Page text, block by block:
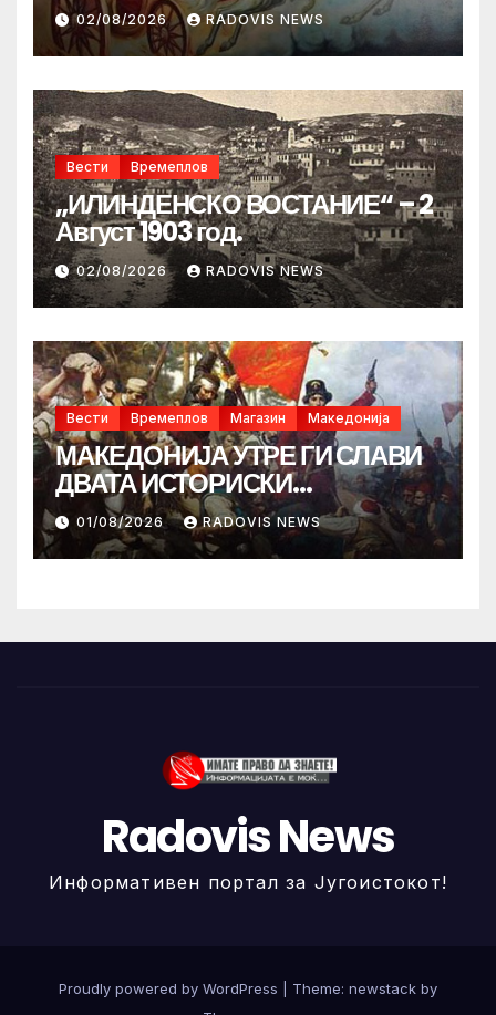
02/08/2026 RADOVIS NEWS
Вести Времеплов
„ИЛИНДЕНСКО ВОСТАНИЕ“ – 2
Август 1903 год.
02/08/2026 RADOVIS NEWS
Вести Времеплов Магазин Македонија
МАКЕДОНИЈА УТРЕ ГИ СЛАВИ
ДВАТА ИСТОРИСКИ
ИЛИНДЕНА!
01/08/2026 RADOVIS NEWS
Radovis News
Информативен портал за Југоистокот!
Proudly powered by WordPress
Theme: newstack by